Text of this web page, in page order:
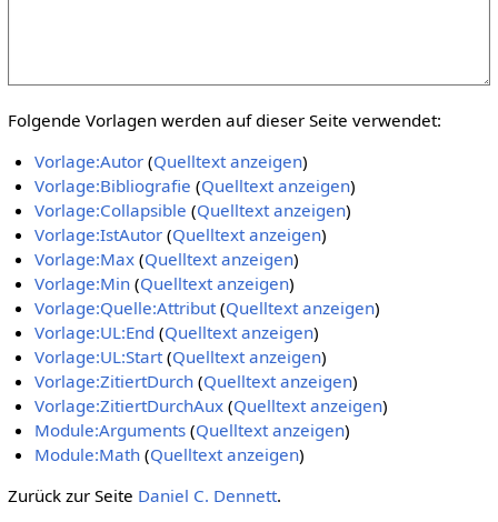
Folgende Vorlagen werden auf dieser Seite verwendet:
Vorlage:Autor (Quelltext anzeigen)
Vorlage:Bibliografie (Quelltext anzeigen)
Vorlage:Collapsible (Quelltext anzeigen)
Vorlage:IstAutor (Quelltext anzeigen)
Vorlage:Max (Quelltext anzeigen)
Vorlage:Min (Quelltext anzeigen)
Vorlage:Quelle:Attribut(Quelltext anzeigen)
Vorlage:UL:End (Quelltext anzeigen)
Vorlage:UL:Start(Quelltext anzeigen)
Vorlage:ZitiertDurch (Quelltext anzeigen)
Vorlage:ZitiertDurchAux (Quelltext anzeigen)
Module:Arguments (Quelltext anzeigen)
Module:Math (Quelltext anzeigen)
Zurück zur Seite Daniel C. Dennett.